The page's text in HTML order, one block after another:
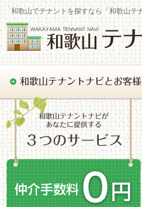
和歌山でテナントを探すなら「和歌山テ